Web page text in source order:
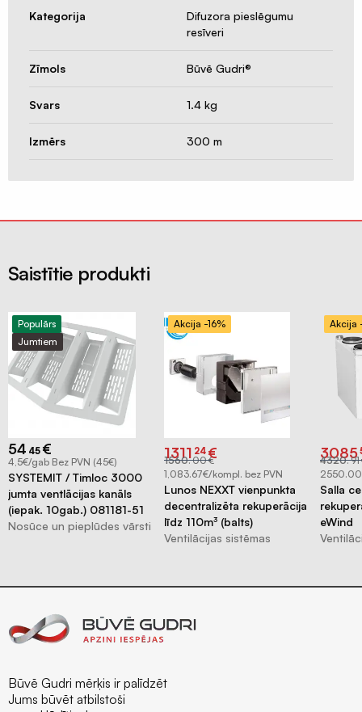
Kategorija
Difuzora pieslēgumu
resīveri
Zīmols Būvē Gudri®
Svars 1.4 kg
Izmērs 300 m
Saistītie produkti
Populārs
Jumtiem
€
54 45
4,5€/gab Bez PVN (45€)
SYSTEMIT / Timloc 3000
jumta ventlācijas kanāls
(iepak. 10gab.) 081181-51
Nosūce un pieplūdes vārsti
Akcija -16%
€
1560.00
Original
price
was:
€1560.00.
€
1311 24
Current
price
is:
€1311.24.
1,083.67€/kompl. bez PVN
Lunos NEXXT vienpunkta
decentralizēta rekuperācija
līdz 110m³ (balts)
Ventilācijas sistēmas
Akcija
4320.91
price
was:
3085
Current
price
is:
Salla
eWind
Būvē Gudri mērķis ir palīdzēt
Jums būvēt atbilstoši
Insektu
ALU/HD-
Manšetes
Gaisvadi
kolektori
Ventilācijas
difuzori
Ventilācijas
restes
Nosūce
un
pieplūdes
vārsti
Difuzora
pieslēgumu
Rekuperatori
rekuperācija
Kondicionieri